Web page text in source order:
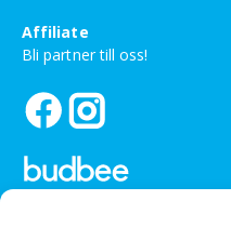
E-post
Affiliate
Bli partner till oss!